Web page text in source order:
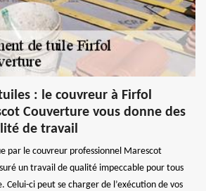
: le couvreur à Firfol
Couverture vous donne des
de travail
par le couvreur professionnel Marescot
un travail de qualité impeccable pour tous
Celui-ci peut se charger de l’exécution de vos